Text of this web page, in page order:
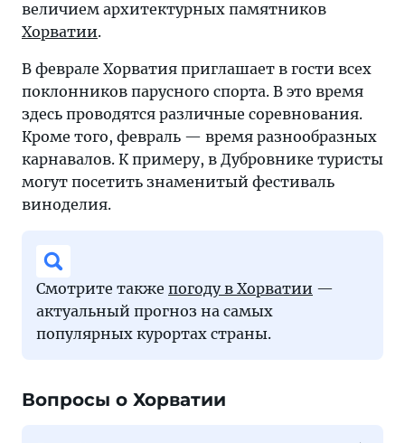
величием архитектурных памятников
Хорватии.
В феврале Хорватия приглашает в гости всех
поклонников парусного спорта. В это время
здесь проводятся различные соревнования.
Кроме того, февраль — время разнообразных
карнавалов. К примеру, в Дубровнике туристы
могут посетить знаменитый фестиваль
виноделия.
Смотрите также погоду в Хорватии —
актуальный прогноз на самых
популярных курортах страны.
Вопросы о Хорватии